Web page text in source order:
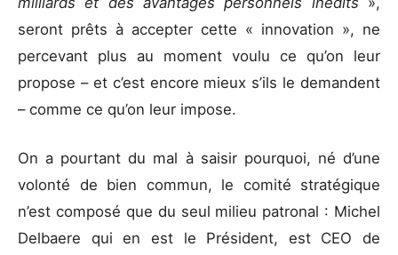
seront prêts à accepter cette « innovation », ne
percevant plus au moment voulu ce qu’on leur
propose – et c’est encore mieux s’ils le demandent
– comme ce qu’on leur impose.
On a pourtant du mal à saisir pourquoi, né d’une
volonté de bien commun, le comité stratégique
n’est composé que du seul milieu patronal : Michel
Delbaere qui en est le Président, est CEO de